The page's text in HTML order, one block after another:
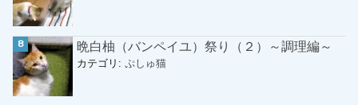
晩白柚（バンペイユ）祭り（２）～調理編～
カテゴリ:ぷしゅ猫